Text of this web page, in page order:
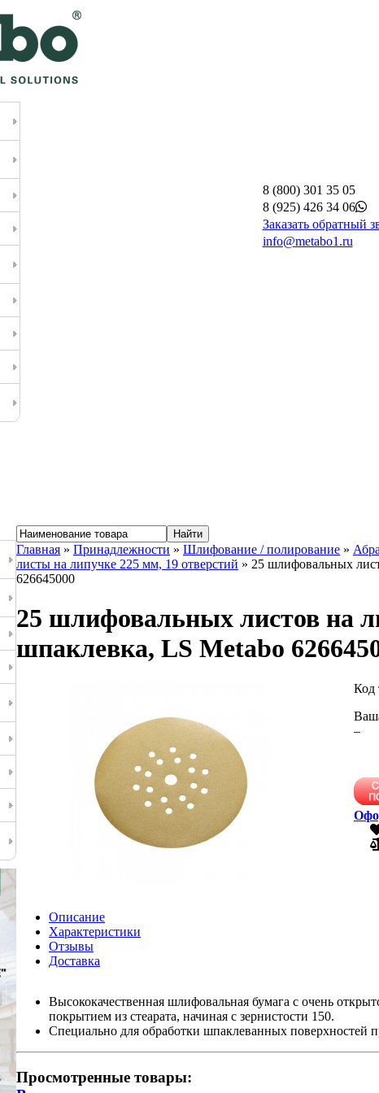
8 (800) 301 35 05
8 (925) 426 34 06
Заказать обратный
info@metabo1.ru
Главная » Принадлежности » Шлифование / полирование »
листы на липучке 225 мм, 19 отверстий » 25 шлифовальных
626645000
25 шлифовальных листов на
шпаклевка, LS Metabo
Код
–
Описание
Характеристики
Отзывы
Доставка
Высококачественная шлифовальная бумага с очень
покрытием из стеарата, начиная с зернистости 150.
Специально для обработки шпаклеванных поверхностей
Просмотренные товары: